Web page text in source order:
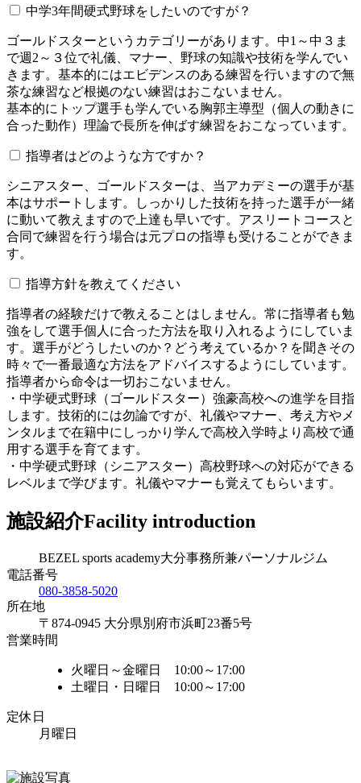
中学3年間硬式野球をしたいのですが？
ゴールドスターというカテゴリーがあります。中1～中３ま
で週2～３位で礼儀、マナー、野球の知識や技術を学んでい
きます。基本的にはエビデンスのある練習を行いますので無
茶な練習など根拠のない練習はおこないません。
基本的にトップ選手も学んでいる胸郭主導型（個人の動きに
合った動作）理論で長所を伸ばす練習をおこなっています。
指導者はどのような方ですか？
シニアスター、ゴールドスターは、当アカデミーの選手が基
本はサポートします。しっかりした技術を持った選手が一緒
に動いて教えますので上達も早いです。アスリートコースと
合同で練習を行う場合は元プロの指導も受けることができま
す。
指導方針を教えてください
指導者の経験だけで教えることはしません。常に指導者も勉
強をして選手個人に合った方法を取り入れるようにしていま
す。選手がどうしたいのか？どう考えているか？を聞きその
時々で一番最適な方法をアドバイスするようにしています。
指導者から命令は一切おこないません。
・中学硬式野球（ゴールドスター）強豪高校への進学を目指
します。技術的には勿論ですが、礼儀やマナー、考え方やメ
ンタルまで在籍中にしっかり学んで高校入学時より高校で通
用する選手を育てます。
・中学硬式野球（シニアスター）高校野球への対応ができる
レベルまで学びます。礼儀やマナーも覚えてもらいます。
施設紹介Facility introduction
BEZEL sports academy大分事務所兼パーソナルジム
電話番号
080-3858-5020
所在地
〒874-0945 大分県別府市浜町23番5号
営業時間
火曜日～金曜日 10:00～17:00
土曜日・日曜日 10:00～17:00
定休日
月曜日